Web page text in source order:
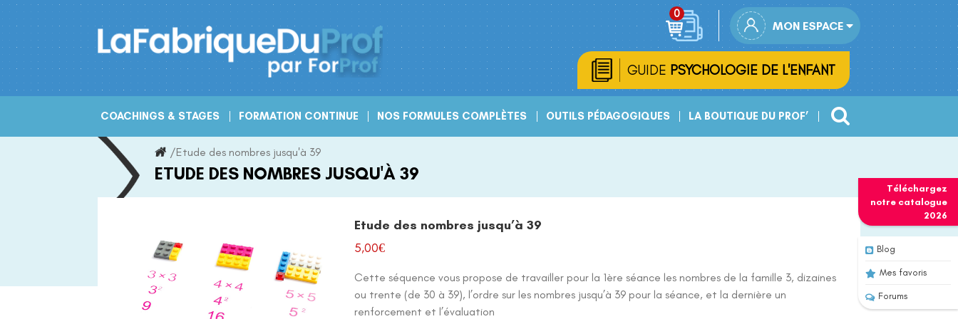
Téléchargez
notre catalogue
2026
Blog
Mes favoris
Forums
Skip
to
MON ESPACE
GUIDE PSYCHOLOGIE DE L'ENFANT
COACHINGS & STAGES FORMATION CONTINUE NOS FORMULES COMPLÈTES OUTILS PÉDAGOGIQUES LA BOUTIQUE DU PROF’
/Etude des nombres jusqu'à 39
ETUDE DES NOMBRES JUSQU'À 39
Etude des nombres jusqu’à 39
5,00€
Cette séquence vous propose de travailler pour la 1ère séance les nombres de la famille 3, dizaines
ou trente (de 30 à 39), l’ordre sur les nombres jusqu’à 39 pour la séance, et la dernière un
renforcement et l’évaluation